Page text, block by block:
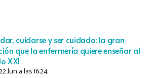
cuidarse y ser cuidado: la gran
que la enfermería quiere enseñar al
XXI
Jun a las 16:24